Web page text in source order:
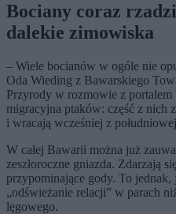
Bociany coraz
dalekie zimowiska
– Wiele bocianów w ogóle nie
Oda Wieding z Bawarskiego
Przyrody w rozmowie z portalem
migracyjna ptaków: część z nich
i wracają wcześniej z
W całej Bawarii można już
zeszłoroczne gniazda. Zdarzają
przypominające gody. To
„odświeżanie relacji” w parach
lęgowego.